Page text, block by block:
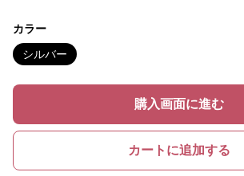
カラー
シルバー
購入画面に進む
カートに追加する